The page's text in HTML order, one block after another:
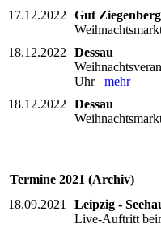
17.12.2022
Gut
18.12.2022
Dessau
Uhr mehr
18.12.2022
Dessau
Termine 2021 (Archiv)
18.09.2021
Leipzig -
Live-Auftritt